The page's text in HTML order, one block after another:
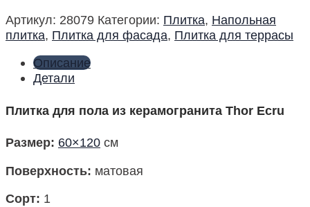
Артикул: 28079 Категории: Плитка, Напольная
плитка, Плитка для фасада, Плитка для террасы
Описание
Детали
Плитка для пола из керамогранита Thor Ecru
Размер: 60×120 см
Поверхность: матовая
Сорт: 1